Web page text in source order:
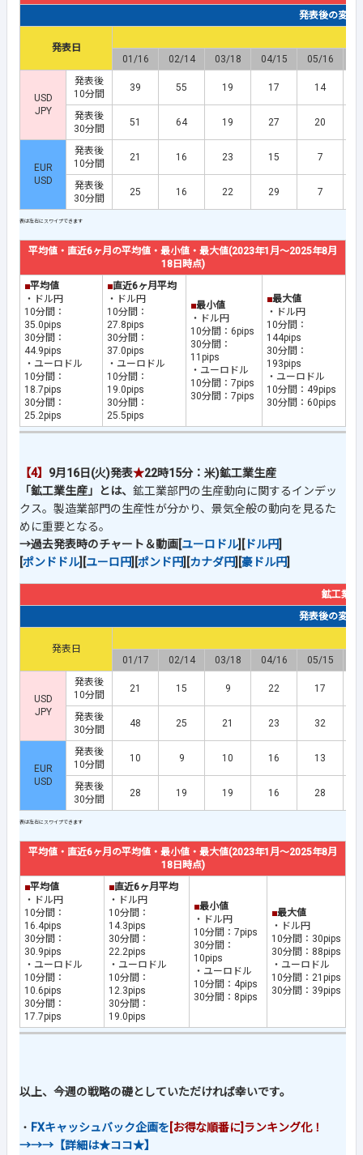
発表後の変動
発表日
01/16
02/14 03/18 04/15 05/16
USD
JPY
発表後
10分間
39 55 19 17 14
発表後
30分間
51 64 19 27 20
EUR
USD
発表後
10分間
21 16 23 15 7
発表後
30分間
25 16 22 29 7
平均値・直近6ヶ月の平均値・最小値・最大値(2023年1月～2025年8月
18日時点)
■平均値
・ドル円
10分間：
35.0pips
30分間：
44.9pips
・ユーロドル
10分間：
18.7pips
30分間：
25.2pips
■直近6ヶ月平均
・ドル円
10分間：
27.8pips
30分間：
37.0pips
・ユーロドル
10分間：
19.0pips
30分間：
25.5pips
■最小値
・ドル円
10分間：6pips
30分間：
11pips
・ユーロドル
10分間：7pips
30分間：7pips
■最大値
・ドル円
10分間：
144pips
30分間：
193pips
・ユーロドル
10分間：49pips
30分間：60pips
【4】 9月16日(火)発表★22時15分：米)鉱工業生産
「鉱工業生産」とは、 鉱工業部門の生産動向に関するインデッ
クス。製造業部門の生産性が分かり、景気全般の動向を見るた
めに重要となる。
→過去発表時のチャート＆動画[ユーロドル][ ドル円]
[ポンドドル][ユーロ円][ポンド円][カナダ円][豪ドル円]
鉱工業生
発表後の変動
発表日
01/17
02/14 03/18 04/16 05/15
USD
JPY
発表後
10分間
21 15 9 22 17
発表後
30分間
48 25 21 23 32
EUR
USD
発表後
10分間
10 9 10 16 13
発表後
30分間
28 19 19 16 28
平均値・直近6ヶ月の平均値・最小値・最大値(2023年1月～2025年8月
18日時点)
■平均値
・ドル円
10分間：
16.4pips
30分間：
30.9pips
・ユーロドル
10分間：
10.6pips
30分間：
17.7pips
■直近6ヶ月平均
・ドル円
10分間：
14.3pips
30分間：
22.2pips
・ユーロドル
10分間：
12.3pips
30分間：
19.0pips
■最小値
・ドル円
10分間：7pips
30分間：
10pips
・ユーロドル
10分間：4pips
30分間：8pips
■最大値
・ドル円
10分間：30pips
30分間：88pips
・ユーロドル
10分間：21pips
30分間：39pips
以上、今週の戦略の礎としていただければ幸いです。
・ FXキャッシュバック企画を [お得な順番に]ランキング化！
→→→【詳細は★ココ★】